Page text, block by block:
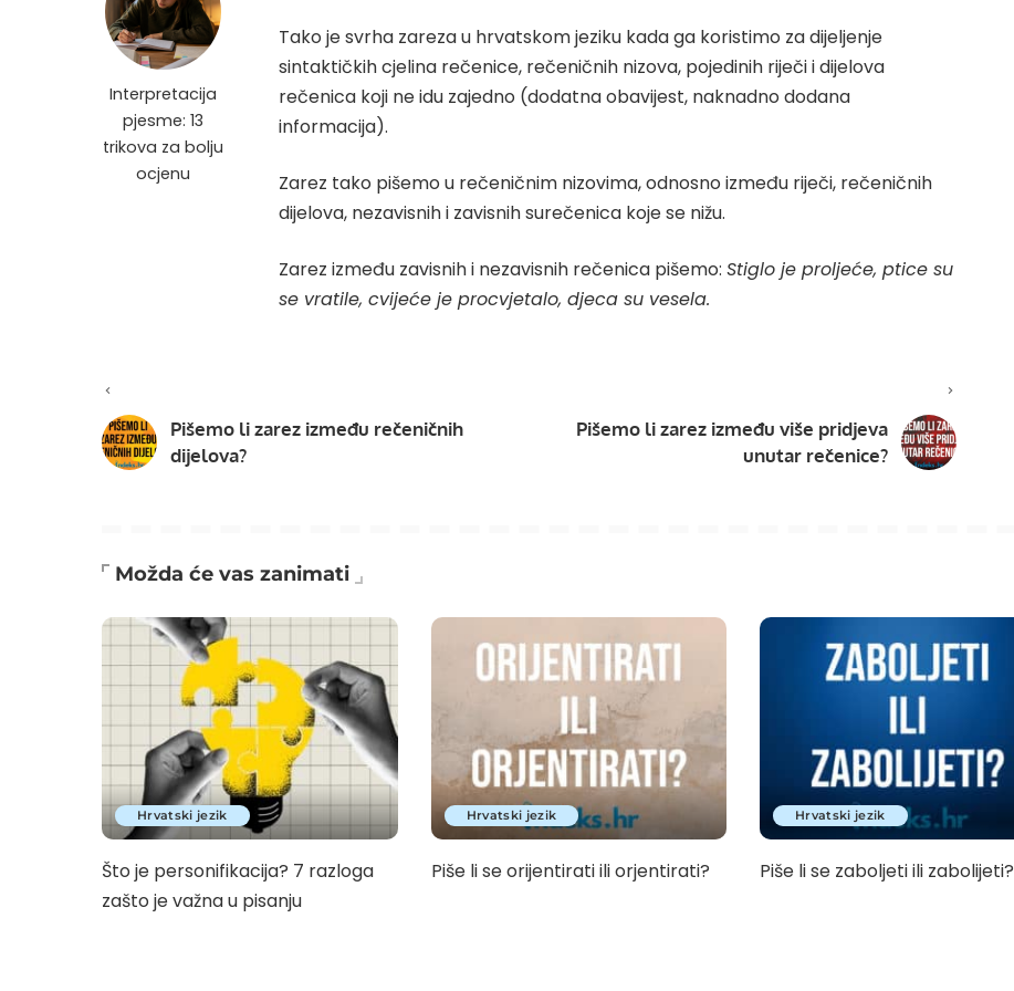
Interpretacija
pjesme: 13
trikova za bolju
ocjenu
Tako je svrha zareza u hrvatskom jeziku kada ga koristimo za dijeljenje
sintaktičkih cjelina rečenice, rečeničnih nizova, pojedinih riječi i dijelova
rečenica koji ne idu zajedno (dodatna obavijest, naknadno dodana
informacija).
Zarez tako pišemo u rečeničnim nizovima, odnosno između riječi, rečeničnih
dijelova, nezavisnih i zavisnih surečenica koje se nižu.
Zarez između zavisnih i nezavisnih rečenica pišemo: Stiglo je proljeće, ptice su
se vratile, cvijeće je procvjetalo, djeca su vesela.
Pišemo li zarez između rečeničnih
dijelova?
Pišemo li zarez između više pridjeva
unutar rečenice?
Možda će vas zanimati
Hrvatski jezik
Što je personifikacija? 7 razloga
zašto je važna u pisanju
Hrvatski jezik
Piše li se orijentirati ili orjentirati?
Hrvatski jezik
Piše li se zaboljeti ili zabolijeti?